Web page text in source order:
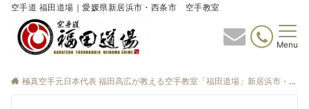
空手道 福田道場｜愛媛県新居浜市・西条市 空手教室
Menu
極真空手元日本代表 福田高広が教える空手教室「福田道場」新居浜市・西条市